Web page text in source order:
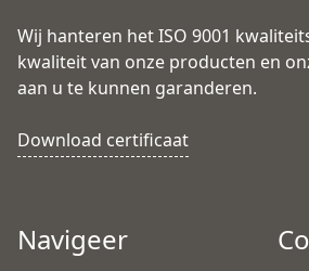
Wij hanteren het ISO 9001
kwaliteit van onze producten en
aan u te kunnen garanderen.
Download certificaat
Navigeer